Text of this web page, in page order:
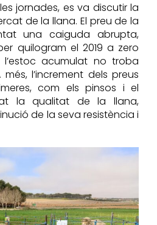
jornades, es va discutir la
de la llana. El preu de la
una caiguda abrupta,
quilogram el 2019 a zero
acumulat no troba
l’increment dels preus
com els pinsos i el
la qualitat de la llana,
de la seva resistència i